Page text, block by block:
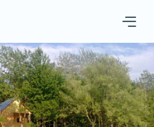
Geo Eng